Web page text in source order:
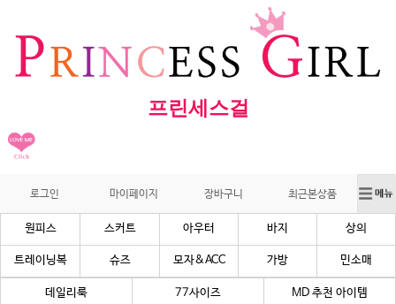
프린세스걸
로그인 마이페이지 장바구니 최근본상품
원피스 스커트 아우터 바지 상의
트레이닝복 슈즈 모자&ACC 가방 민소매
데일리룩 77사이즈 MD 추천 아이템